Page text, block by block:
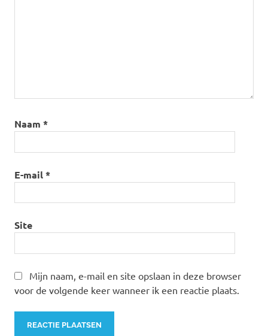
Naam *
E-mail*
Site
Mijn naam, e-mail en site opslaan in deze browser
voor de volgende keer wanneer ik een reactie plaats.